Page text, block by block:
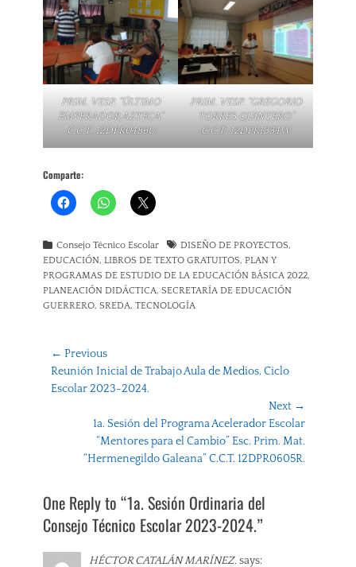
PRIM. VESP. “ÚLTIMO
EMPERADOR AZTECA”
C.C.T. 12DPR0486U
PRIM. VESP. “GREGORIO
TORRES QUINTERO”
C.C.T. 12DPR1334W
Comparte:
Categories
Consejo Técnico Escolar TagsDISEÑO DE PROYECTOS,
EDUCACIÓN, LIBROS DE TEXTO GRATUITOS, PLAN Y
PROGRAMAS DE ESTUDIO DE LA EDUCACIÓN BÁSICA 2022,
PLANEACIÓN DIDÁCTICA, SECRETARÍA DE EDUCACIÓN
GUERRERO, SREDA, TECNOLOGÍA
Navegación
de
entradas
← Previous
Previous
post:
Reunión Inicial de Trabajo Aula de Medios, Ciclo
Escolar 2023-2024.
Next →
1a. Sesión del Programa Acelerador Escolar
“Mentores para el Cambio” Esc. Prim. Mat.
“Hermenegildo Galeana” C.C.T. 12DPR0605R.
One Reply to “1a. Sesión Ordinaria del
Consejo Técnico Escolar 2023-2024.”
HÉCTOR CATALÁN MARÍNEZ.says: